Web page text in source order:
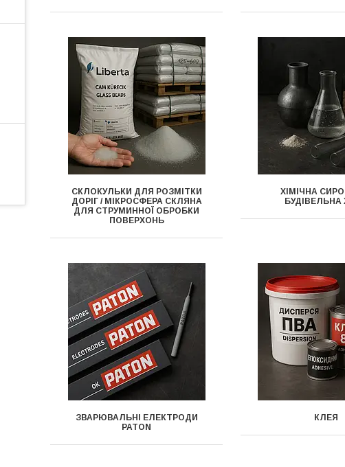
СКЛОКУЛЬКИ ДЛЯ РОЗМІТКИ
ДОРІГ / МІКРОСФЕРА СКЛЯНА
ДЛЯ СТРУМИННОЇ ОБРОБКИ
ПОВЕРХОНЬ
ХІМІЧНА
БУДІВЕЛЬНА
ЗВАРЮВАЛЬНІ ЕЛЕКТРОДИ
PATON
КЛЕЯ